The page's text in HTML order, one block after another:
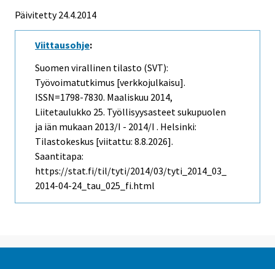
Päivitetty 24.4.2014
Viittausohje:
Suomen virallinen tilasto (SVT):
Työvoimatutkimus [verkkojulkaisu].
ISSN=1798-7830. Maaliskuu 2014,
Liitetaulukko 25. Työllisyysasteet sukupuolen
ja iän mukaan 2013/I - 2014/I . Helsinki:
Tilastokeskus [viitattu: 8.8.2026].
Saantitapa:
https://stat.fi/til/tyti/2014/03/tyti_2014_03_
2014-04-24_tau_025_fi.html